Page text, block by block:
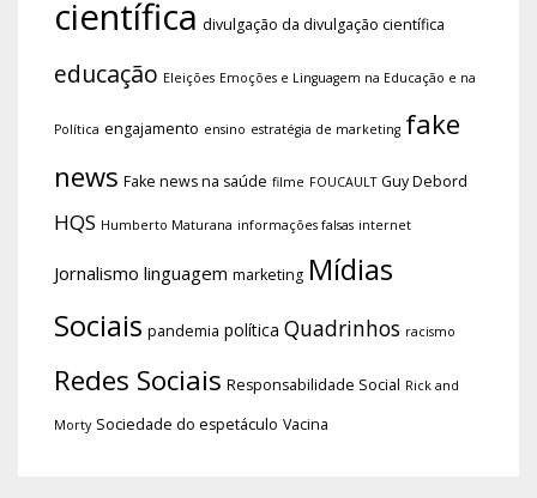
científica divulgação da divulgação científica
educação Eleições Emoções e Linguagem na Educação e na
Política engajamento ensino estratégia de marketing fake
news Fake news na saúde filme FOUCAULT Guy Debord
HQS Humberto Maturana informações falsas internet
Jornalismo linguagem marketing Mídias
Sociais pandemia política Quadrinhos racismo
Redes Sociais Responsabilidade Social Rick and
Morty Sociedade do espetáculo Vacina